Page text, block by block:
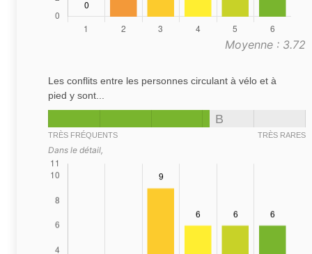
Moyenne : 3.72
Les conflits entre les personnes circulant à vélo et à
pied y sont...
B
TRÈS FRÉQUENTS TRÈS RARES
Dans le détail,